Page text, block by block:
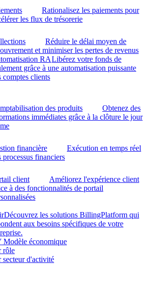
Rationalisez les paiements pour
les flux de trésorerie
Réduire le délai moyen de
et minimiser les pertes de revenus
RALibérez votre fonds de
grâce à une automatisation puissante
comptes clients
des produits
Obtenez des
immédiates grâce à la clôture le jour
financière
Exécution en temps réel
processus financiers
client
Améliorez l'expérience client
à des fonctionnalités de portail
Découvrez les solutions BillingPlatform qui
aux besoins spécifiques de votre
Modèle économique
rôle
secteur d'activité